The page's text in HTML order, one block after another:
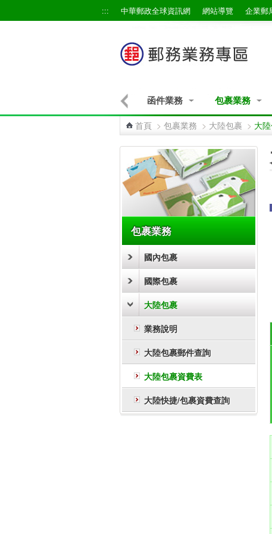
::: 中華郵政全球資訊網 網站導覽 企業郵
函件業務 包裹業務
首頁 > 包裹業務 > 大陸包裹 > 大
包裹業務
國內包裹
國際包裹
大陸包裹
業務說明
大陸包裹郵件查詢
大陸包裹資費表
大陸快捷/包裹資費查詢